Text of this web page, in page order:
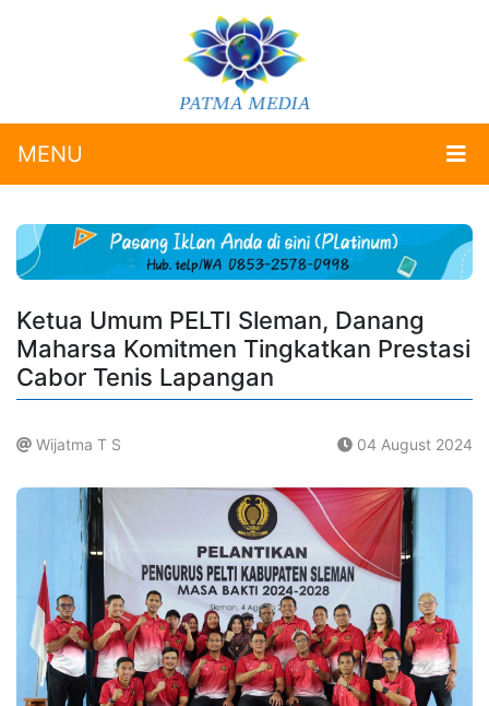
MENU
Ketua Umum PELTI Sleman, Danang
Maharsa Komitmen Tingkatkan Prestasi
Cabor Tenis Lapangan
Wijatma T S 04 August 2024